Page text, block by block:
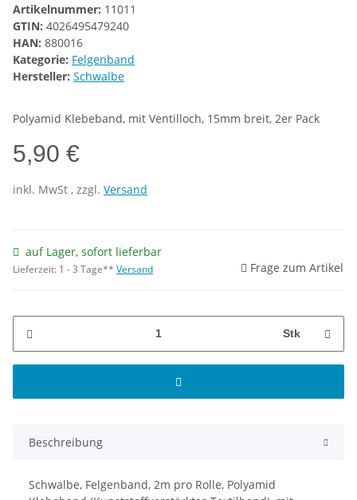
Artikelnummer: 11011
GTIN: 4026495479240
HAN: 880016
Kategorie: Felgenband
Hersteller: Schwalbe
Polyamid Klebeband, mit Ventilloch, 15mm breit, 2er Pack
5,90 €
inkl. MwSt , zzgl. Versand
auf Lager, sofort lieferbar
Lieferzeit: 1 - 3 Tage** Versand Frage zum Artikel
Stk
Beschreibung
Schwalbe, Felgenband, 2m pro Rolle, Polyamid